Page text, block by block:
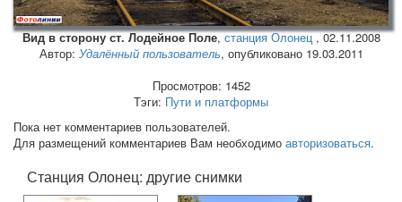
Вид в сторону ст. Лодейное Поле,станция Олонец ,02.11.2008
Автор: Удалённый пользователь, опубликовано 19.03.2011
Просмотров: 1452
Тэги: Пути и платформы
Пока нет комментариев пользователей.
Для размещений комментариев Вам необходимо авторизоваться.
Станция Олонец: другие снимки